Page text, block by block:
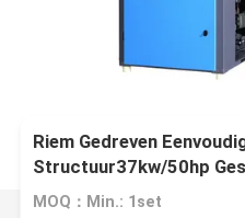
Riem Gedreven
Structuur37kw/50hp
Vrije Compressor
MOQ：Min.: 1set